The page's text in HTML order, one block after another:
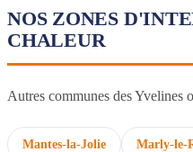
NOS ZONES
CHALEUR
Autres communes des Yvelines
Mantes-la-Jolie Marly-le-